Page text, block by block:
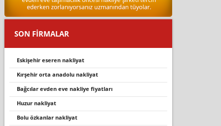
SON FİRMALAR
eskişehir eseren nakliyat
kirşehi̇r orta anadolu nakli̇yat
bağcılar evden eve nakliye fiyatları
huzur nakliyat
bolu özkanlar nakli̇yat